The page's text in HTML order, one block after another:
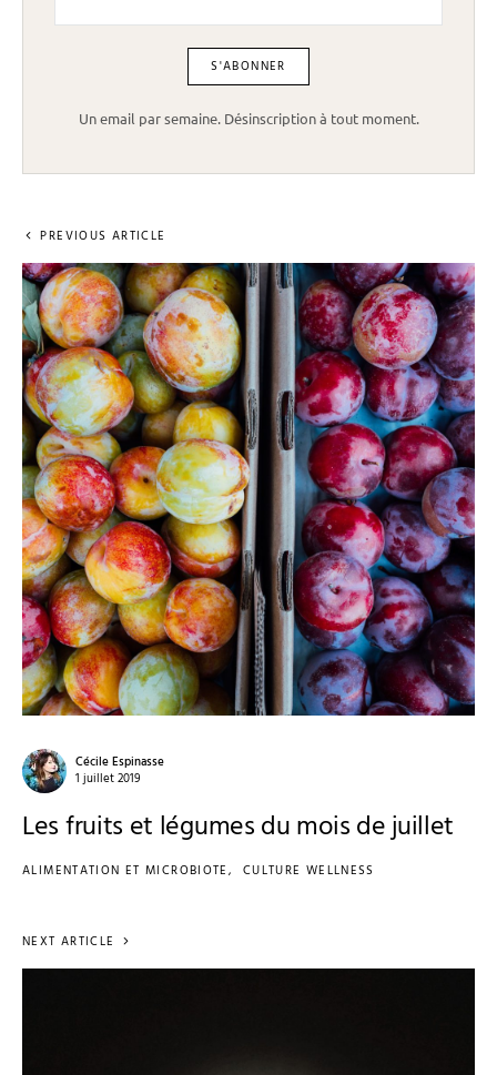
Un email par semaine. Désinscription à tout moment.
PREVIOUS ARTICLE
Cécile Espinasse
1 juillet 2019
Les fruits et légumes du mois de juillet
ALIMENTATION ET MICROBIOTE CULTURE WELLNESS
NEXT ARTICLE